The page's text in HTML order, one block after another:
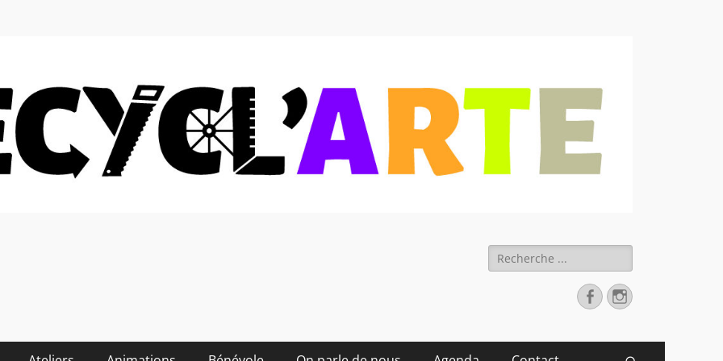
Rechercher :
FacebookInstagram